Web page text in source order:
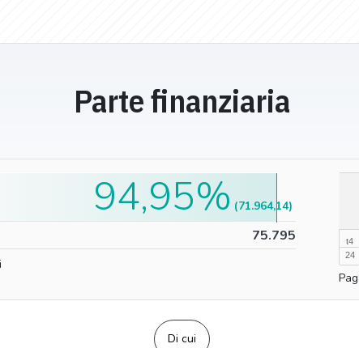
Parte finanziaria
75.795
94,95% (71.964,14)
t4
24
Di cui